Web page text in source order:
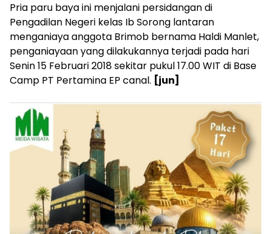
Pria paru baya ini menjalani persidangan di
Pengadilan Negeri kelas Ib Sorong lantaran
menganiaya anggota Brimob bernama Haldi Manlet,
penganiayaan yang dilakukannya terjadi pada hari
Senin 15 Februari 2018 sekitar pukul 17.00 WIT di Base
Camp PT Pertamina EP canal. [jun]